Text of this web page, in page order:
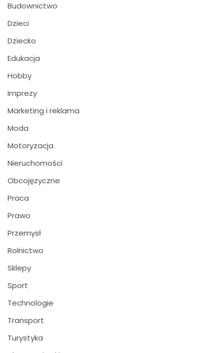
Budownictwo
Dzieci
Dziecko
Edukacja
Hobby
Imprezy
Marketing i reklama
Moda
Motoryzacja
Nieruchomości
Obcojęzyczne
Praca
Prawo
Przemysł
Rolnictwo
Sklepy
Sport
Technologie
Transport
Turystyka